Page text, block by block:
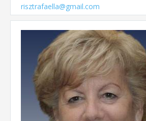
risztrafaella@gmail.com